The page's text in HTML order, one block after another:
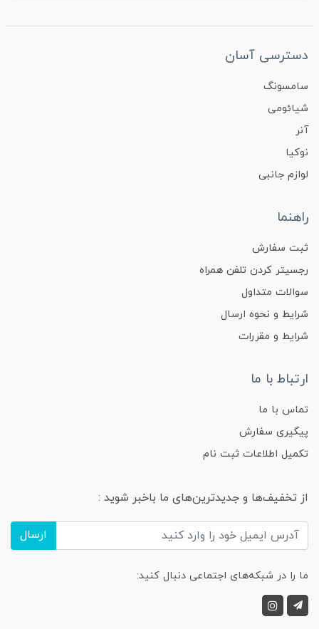
دسترسی آسان
سامسونگ
شیائومی
آنر
نوکیا
لوازم جانبی
راهنما
ثبت سفارش
رجسیتر کردن تلفن همراه
سوالات متداول
شرایط و نحوه ارسال
شرایط و مقررات
ارتباط با ما
تماس با ما
پیگیری سفارش
تکمیل اطلاعات ثبت نام
از تخفیف‌ها و جدیدترین‌های ما باخبر شوید :
ارسال
ما را در شبکه‌های اجتماعی دنبال کنید: